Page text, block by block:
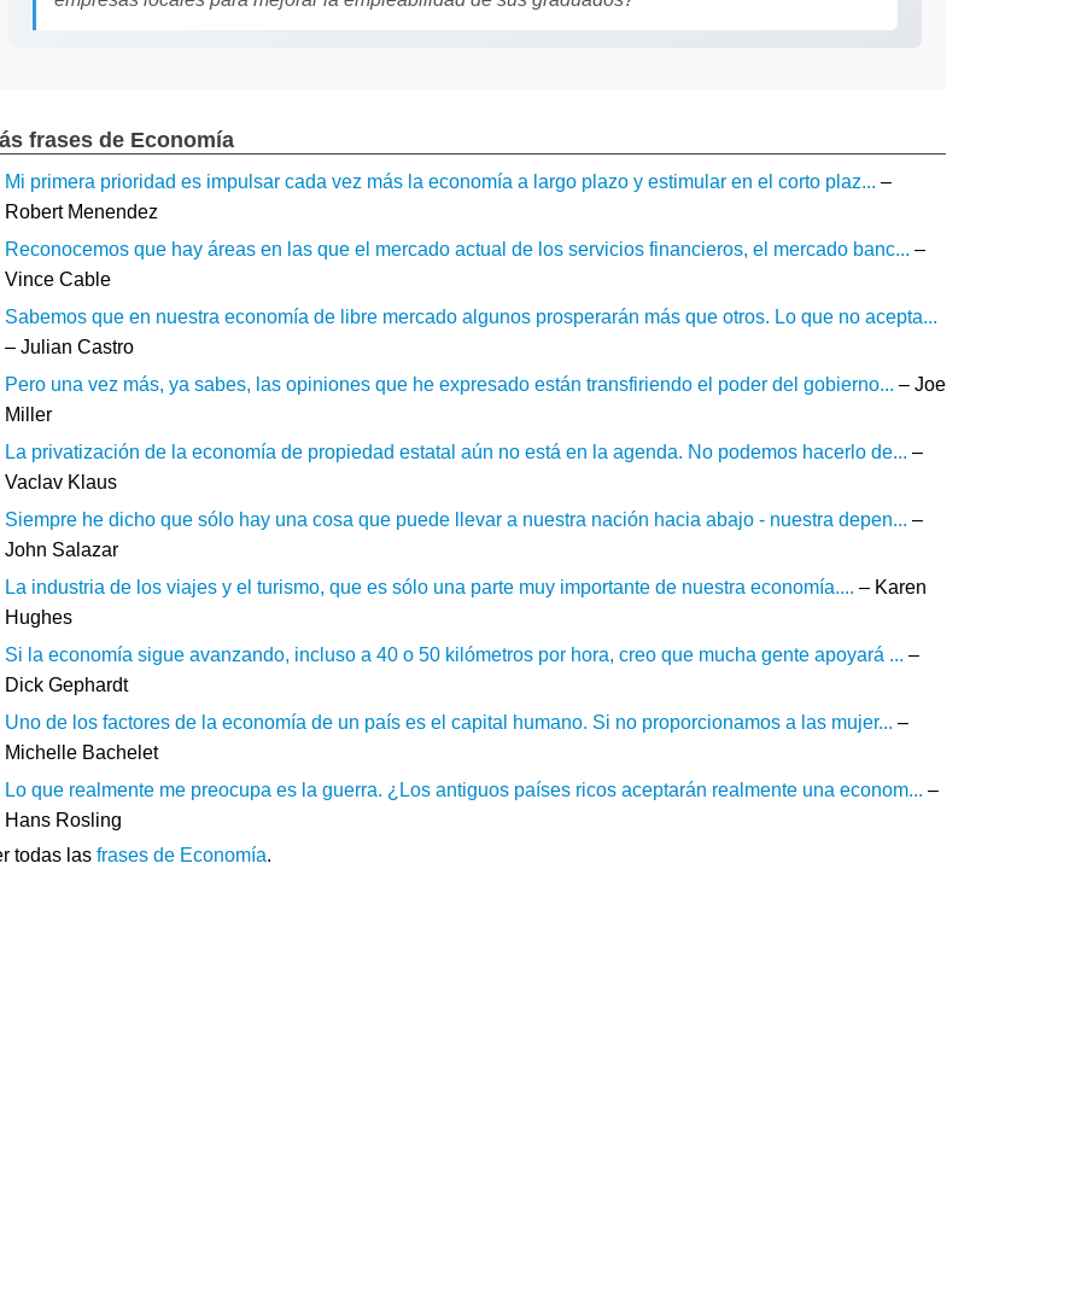
frases de Economía
Mi primera prioridad es impulsar cada vez más la economía a largo plazo y estimular en el corto plaz... –
Robert Menendez
Reconocemos que hay áreas en las que el mercado actual de los servicios financieros, el mercado banc... –
Vince Cable
Sabemos que en nuestra economía de libre mercado algunos prosperarán más que otros. Lo que no acepta...
– Julian Castro
Pero una vez más, ya sabes, las opiniones que he expresado están transfiriendo el poder del gobierno... – Joe
Miller
La privatización de la economía de propiedad estatal aún no está en la agenda. No podemos hacerlo de... –
Vaclav Klaus
Siempre he dicho que sólo hay una cosa que puede llevar a nuestra nación hacia abajo - nuestra depen... –
John Salazar
La industria de los viajes y el turismo, que es sólo una parte muy importante de nuestra economía.... – Karen
Hughes
Si la economía sigue avanzando, incluso a 40 o 50 kilómetros por hora, creo que mucha gente apoyará ... –
Dick Gephardt
Uno de los factores de la economía de un país es el capital humano. Si no proporcionamos a las mujer... –
Michelle Bachelet
Lo que realmente me preocupa es la guerra. ¿Los antiguos países ricos aceptarán realmente una econom... –
Hans Rosling
todas las frases de Economía.